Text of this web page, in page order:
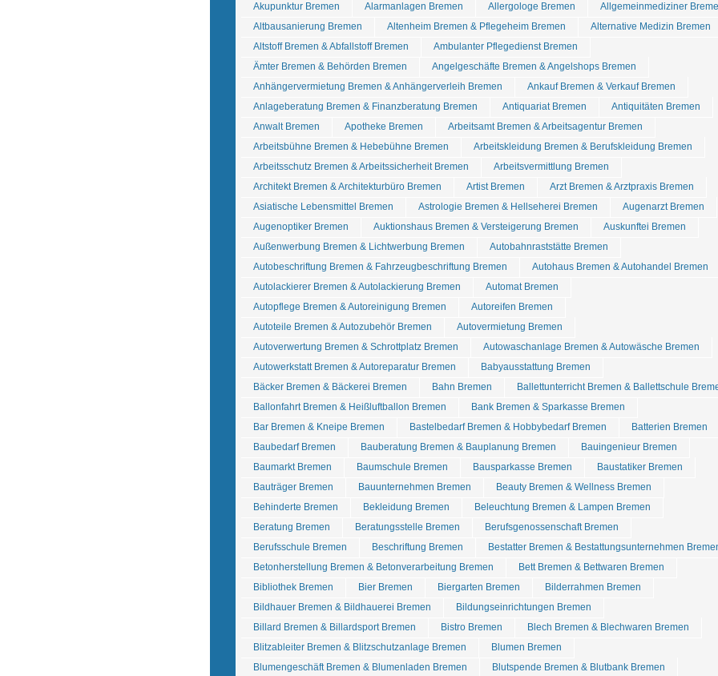
Akupunktur Bremen
Alarmanlagen Bremen Allergologe Bremen
Allgemeinmediziner
Altbausanierung Bremen
Altenheim Bremen & Pflegeheim Bremen
Alternative Medizin Bremen
Altstoff Bremen & Abfallstoff Bremen
Ambulanter Pflegedienst Bremen
Ämter Bremen & Behörden Bremen
Angelgeschäfte Bremen & Angelshops Bremen
Anhängervermietung Bremen & Anhängerverleih Bremen
Ankauf Bremen & Verkauf Bremen
Anlageberatung Bremen & Finanzberatung Bremen
Antiquariat Bremen
Antiquitäten Bremen
Anwalt Bremen
Apotheke Bremen
Arbeitsamt Bremen & Arbeitsagentur Bremen
Arbeitsbühne Bremen & Hebebühne Bremen
Arbeitskleidung Bremen & Berufskleidung Bremen
Arbeitsschutz Bremen & Arbeitssicherheit Bremen
Arbeitsvermittlung Bremen
Architekt Bremen & Architekturbüro Bremen
Artist Bremen
Arzt Bremen & Arztpraxis Bremen
Asiatische Lebensmittel Bremen
Astrologie Bremen & Hellseherei Bremen
Augenarzt Bremen
Augenoptiker Bremen
Auktionshaus Bremen & Versteigerung Bremen
Auskunftei Bremen
Außenwerbung Bremen & Lichtwerbung Bremen
Autobahnraststätte Bremen
Autobeschriftung Bremen & Fahrzeugbeschriftung Bremen
Autohaus Bremen & Autohandel Bremen
Autolackierer Bremen & Autolackierung Bremen
Automat Bremen
Autopflege Bremen & Autoreinigung Bremen
Autoreifen Bremen
Autoteile Bremen & Autozubehör Bremen
Autovermietung Bremen
Autoverwertung Bremen & Schrottplatz Bremen
Autowaschanlage Bremen & Autowäsche Bremen
Autowerkstatt Bremen & Autoreparatur Bremen
Babyausstattung Bremen
Bäcker Bremen & Bäckerei Bremen
Bahn Bremen
Ballettunterricht Bremen & Ballettschule
Ballonfahrt Bremen & Heißluftballon Bremen
Bank Bremen & Sparkasse Bremen
Bar Bremen & Kneipe Bremen
Bastelbedarf Bremen & Hobbybedarf Bremen
Batterien Bremen
Baubedarf Bremen
Bauberatung Bremen & Bauplanung Bremen
Bauingenieur Bremen
Baumarkt Bremen
Baumschule Bremen Bausparkasse Bremen
Baustatiker Bremen
Bauträger Bremen
Bauunternehmen Bremen
Beauty Bremen & Wellness Bremen
Behinderte Bremen
Bekleidung Bremen
Beleuchtung Bremen & Lampen Bremen
Beratung Bremen
Beratungsstelle Bremen
Berufsgenossenschaft Bremen
Berufsschule Bremen
Beschriftung Bremen
Bestatter Bremen & Bestattungsunternehmen
Betonherstellung Bremen & Betonverarbeitung Bremen
Bett Bremen & Bettwaren Bremen
Bibliothek Bremen
Bier Bremen Biergarten Bremen
Bilderrahmen Bremen
Bildhauer Bremen & Bildhauerei Bremen
Bildungseinrichtungen Bremen
Billard Bremen & Billardsport Bremen
Bistro Bremen
Blech Bremen & Blechwaren Bremen
Blitzableiter Bremen & Blitzschutzanlage Bremen
Blumen Bremen
Blumengeschäft Bremen & Blumenladen Bremen
Blutspende Bremen & Blutbank Bremen